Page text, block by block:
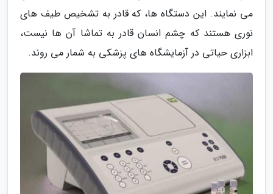
می نمایند. این دستگاه ها، که قادر به تشخیص طیف های
نوری هستند که چشم انسان قادر به تماشا آن ها نیست،
ابزاری حیاتی در آزمایشگاه های پزشکی به شمار می روند.